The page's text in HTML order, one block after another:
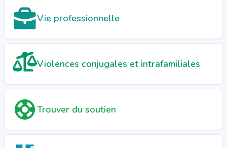
Vie professionnelle
Violences conjugales et intrafamiliales
Trouver du soutien